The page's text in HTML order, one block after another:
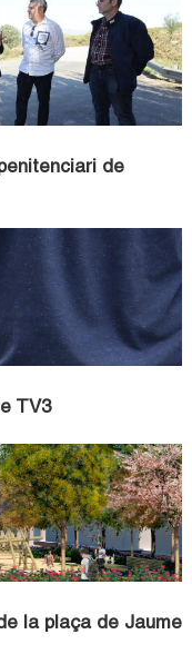
de
TV3
la plaça de Jaume